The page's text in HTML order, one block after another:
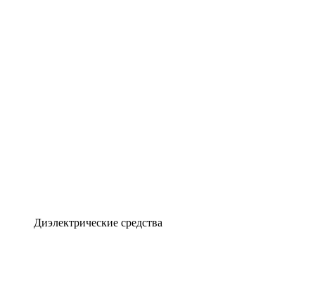
Диэлектрические средства